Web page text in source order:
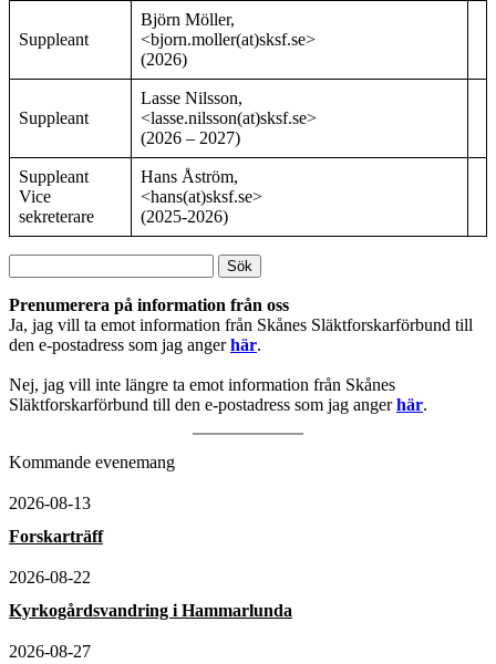
Suppleant
Björn Möller,
<bjorn.moller(at)sksf.se>
(2026)
Suppleant
Lasse Nilsson,
<lasse.nilsson(at)sksf.se>
(2026 – 2027)
Suppleant
Vice
sekreterare
Hans Åström,
<hans(at)sksf.se>
(2025-2026)
efter:
Prenumerera på information från oss
Ja, jag vill ta emot information från Skånes Släktforskarförbund till
den e-postadress som jag angerhär.
Nej, jag vill inte längre ta emot information från Skånes
Släktforskarförbund till den e-postadress som jag angerhär.
Kommande evenemang
2026-08-13
Forskarträff
2026-08-22
Kyrkogårdsvandring i Hammarlunda
2026-08-27